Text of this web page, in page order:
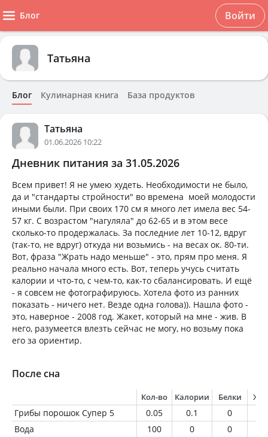
Блог Войти
Татьяна
Блог Кулинарная книга База продуктов
Татьяна
01.06.2026 10:22
Дневник питания за 31.05.2026
Всем привет! Я не умею худеть. Необходимости не было,
да и "стандарты стройности" во времена моей молодости
иными были. При своих 170 см я много лет имела вес 54-
57 кг. С возрастом "нагуляла" до 62-65 и в этом весе
сколько-то продержалась. За последние лет 10-12, вдруг
(так-то, не вдруг) откуда ни возьмись - на весах ок. 80-ти.
Вот, фраза "Жрать надо меньше" - это, прям про меня. Я
реально начала много есть. Вот, теперь учусь считать
калории и что-то, с чем-то, как-то сбалансировать. И ещё
- я совсем не фотографируюсь. Хотела фото из ранних
показать - ничего нет. Везде одна голова)). Нашла фото -
это, наверное - 2008 год. Жакет, который на мне - жив. В
него, разумеется влезть сейчас не могу, но возьму пока
его за ориентир.
После сна
Кол-во Калории Белки
Грибы порошок Супер 5 0.05 0.1 0
Вода
100 0 0